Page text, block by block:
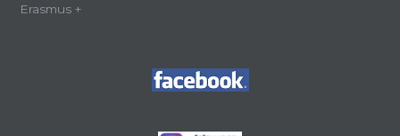
Erasmus +